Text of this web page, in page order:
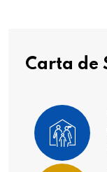
Carta de